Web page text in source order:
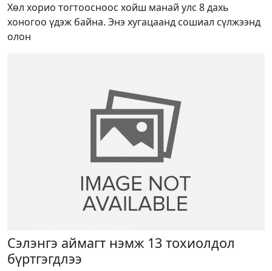
Хөл хорио тогтоосноос хойш манай улс 8 дахь
хоногоо үдэж байна. Энэ хугацаанд сошиал сүлжээнд
олон
Сэлэнгэ аймагт нэмж 13 тохиолдол
бүртгэгдлээ